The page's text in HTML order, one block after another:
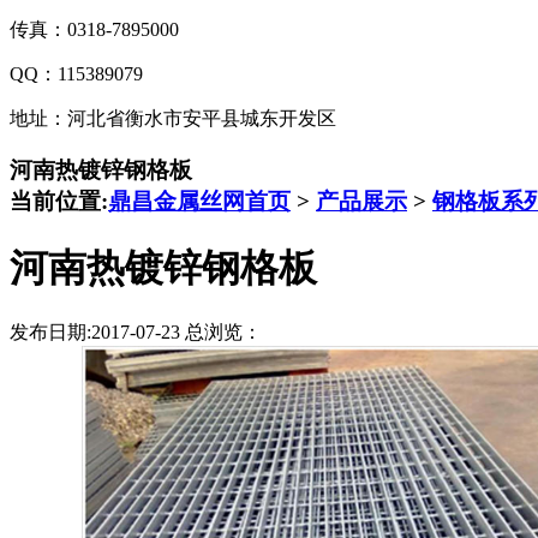
传真：0318-7895000
QQ：115389079
地址：河北省衡水市安平县城东开发区
河南热镀锌钢格板
当前位置:鼎昌金属丝网首页 > 产品展示 >钢格板系
河南热镀锌钢格板
发布日期:2017-07-23 总浏览：